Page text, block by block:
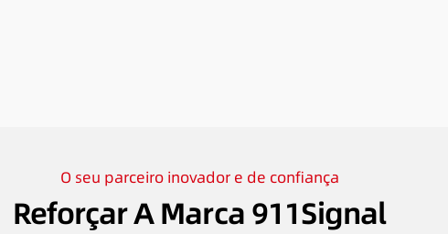
O seu parceiro inovador e de confiança
Reforçar A Marca 911Signal